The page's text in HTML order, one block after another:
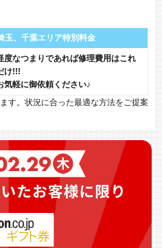
玉、千葉エリア特別料金
度なつまりであれば修理費用はこれ
け!!!
気軽に御依頼ください♪
す。状況に合った最適な方法をご提案